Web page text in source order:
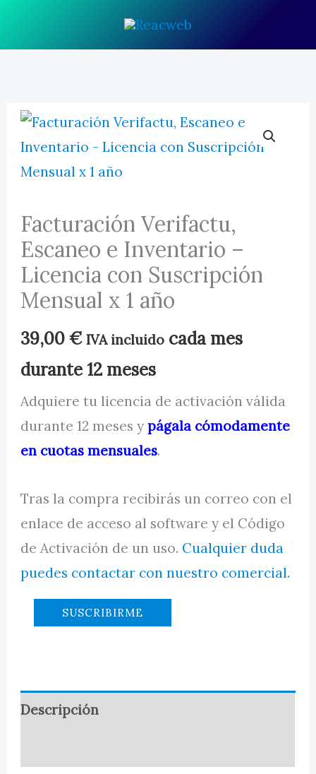
Facturación Verifactu,
Escaneo e Inventario –
Licencia con Suscripción
Mensual x 1 año
39,00€ IVA incluido cada mes
durante 12 meses
Adquiere tu licencia de activación válida
durante 12 meses ypágala cómodamente
en cuotas mensuales.
Tras la compra recibirás un correo con el
enlace de acceso al software y el Código
de Activación de un uso. Cualquier duda
puedes contactar con nuestro comercial.
Facturación
Inventario
SUSCRIBIRME
Descripción
VERIFACTU + INVENTARIO
PORTAFOLIO
BLOG
CONTACTO
MI CUENTA